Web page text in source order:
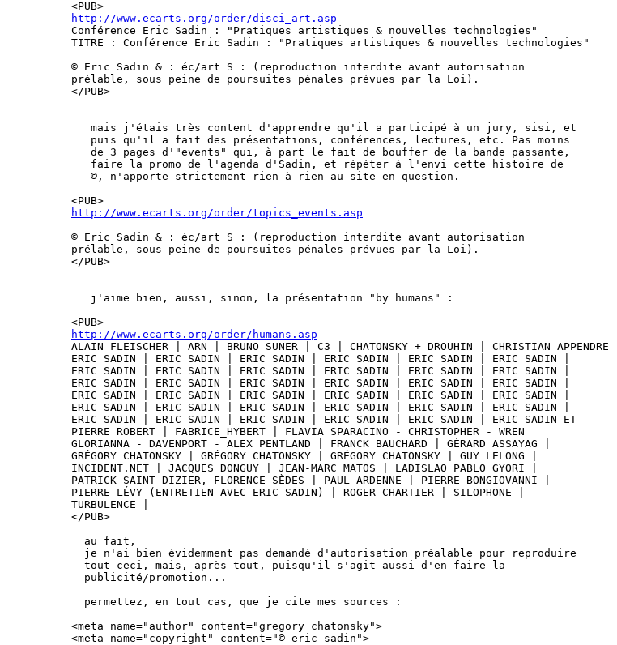
http://www.ecarts.org/order/disci_art.asp
Conférence Eric Sadin : "Pratiques artistiques & nouvelles technologies"
TITRE : Conférence Eric Sadin : "Pratiques artistiques & nouvelles technologies"
© Eric Sadin & : éc/art S : (reproduction interdite avant autorisation
prélable, sous peine de poursuites pénales prévues par la Loi).
</PUB>
   mais j'étais très content d'apprendre qu'il a participé à un jury, sisi, et
   puis qu'il a fait des présentations, conférences, lectures, etc. Pas moins
   de 3 pages d'"events" qui, à part le fait de bouffer de la bande passante,
   faire la promo de l'agenda d'Sadin, et répéter à l'envi cette histoire de
   ©, n'apporte strictement rien à rien au site en question.
http://www.ecarts.org/order/topics_events.asp
© Eric Sadin & : éc/art S : (reproduction interdite avant autorisation
prélable, sous peine de poursuites pénales prévues par la Loi).
</PUB>
   j'aime bien, aussi, sinon, la présentation "by humans" :
http://www.ecarts.org/order/humans.asp
ALAIN FLEISCHER | ARN | BRUNO SUNER | C3 | CHATONSKY + DROUHIN | CHRISTIAN APPENDRE |
ERIC SADIN | ERIC SADIN | ERIC SADIN | ERIC SADIN | ERIC SADIN | ERIC SADIN |
ERIC SADIN | ERIC SADIN | ERIC SADIN | ERIC SADIN | ERIC SADIN | ERIC SADIN |
ERIC SADIN | ERIC SADIN | ERIC SADIN | ERIC SADIN | ERIC SADIN | ERIC SADIN |
ERIC SADIN | ERIC SADIN | ERIC SADIN | ERIC SADIN | ERIC SADIN | ERIC SADIN |
ERIC SADIN | ERIC SADIN | ERIC SADIN | ERIC SADIN | ERIC SADIN | ERIC SADIN |
ERIC SADIN | ERIC SADIN | ERIC SADIN | ERIC SADIN | ERIC SADIN | ERIC SADIN ET
PIERRE ROBERT | FABRICE_HYBERT | FLAVIA SPARACINO - CHRISTOPHER - WREN
GLORIANNA - DAVENPORT - ALEX PENTLAND | FRANCK BAUCHARD | GÉRARD ASSAYAG |
GRÉGORY CHATONSKY | GRÉGORY CHATONSKY | GRÉGORY CHATONSKY | GUY LELONG |
INCIDENT.NET | JACQUES DONGUY | JEAN-MARC MATOS | LADISLAO PABLO GYÖRI |
PATRICK SAINT-DIZIER, FLORENCE SÈDES | PAUL ARDENNE | PIERRE BONGIOVANNI |
PIERRE LÉVY (ENTRETIEN AVEC ERIC SADIN) | ROGER CHARTIER | SILOPHONE |
TURBULENCE |
</PUB>
  au fait,
  je n'ai bien évidemment pas demandé d'autorisation préalable pour reproduire
  tout ceci, mais, après tout, puisqu'il s'agit aussi d'en faire la
  publicité/promotion...
  permettez, en tout cas, que je cite mes sources :
<meta name="author" content="gregory chatonsky">
<meta name="copyright" content="© eric sadin">